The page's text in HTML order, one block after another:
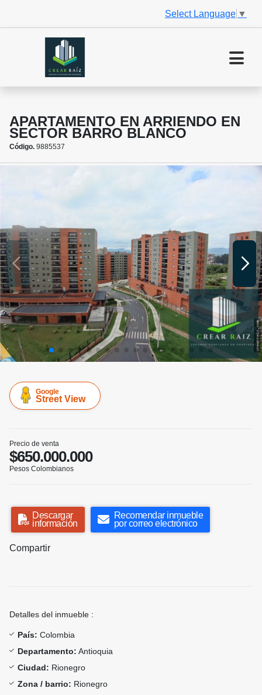
Select Language ▼
APARTAMENTO EN ARRIENDO EN
SECTOR BARRO BLANCO
Código. 9885537
Google
Street View
Precio de venta
$650.000.000
Pesos Colombianos
Descargar
información
Recomendar inmueble
por correo electrónico
Compartir
Detalles del inmueble :
País: Colombia
Departamento: Antioquia
Ciudad: Rionegro
Zona / barrio: Rionegro